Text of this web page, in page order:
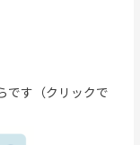
です（クリックで